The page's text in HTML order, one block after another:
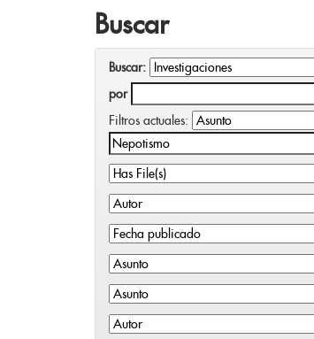
Buscar
Buscar:
por
Filtros actuales: